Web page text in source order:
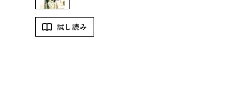
試し読み